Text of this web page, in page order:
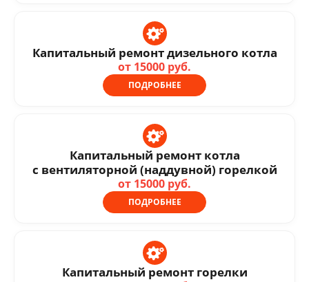
Капитальный ремонт дизельного котла
от 15000 руб.
ПОДРОБНЕЕ
Капитальный ремонт котла
с вентиляторной (наддувной) горелкой
от 15000 руб.
ПОДРОБНЕЕ
Капитальный ремонт горелки